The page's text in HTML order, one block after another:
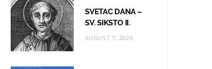
SVETAC DANA –
SV. SIKSTO II.
AUGUST 7, 2026